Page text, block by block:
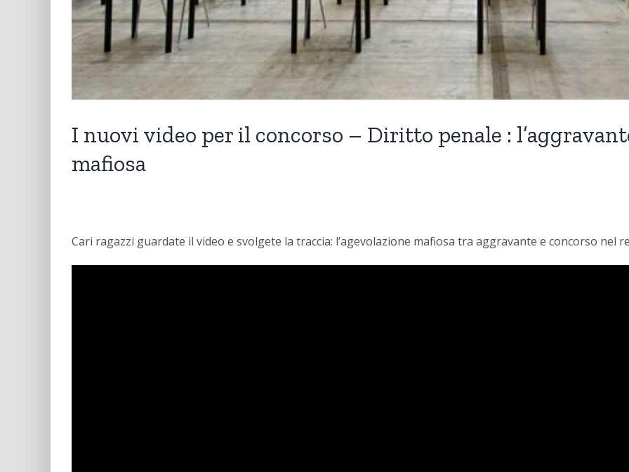
I nuovi video per il concorso – Diritto penale :
mafiosa
Cari ragazzi guardate il video e svolgete la traccia: l’agevolazione mafiosa tra aggravante e concorso nel